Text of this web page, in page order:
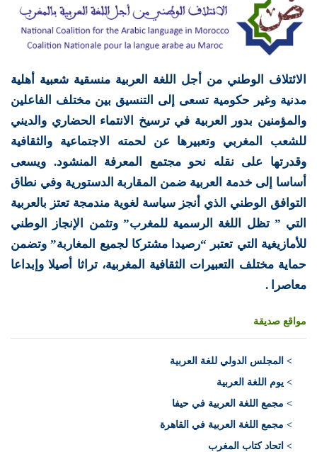
الائتلاف الوطني من أجل اللغة العربية منسقية شعبية أهلية
مدنية وغير حكومية تسعى إلى التنسيق بين مختلف الفاعلين
والمؤمنين بدور العربية في ترسيخ الانتماء الحضاري والديني
للشعب المغربي وتعبيرها عن لحمته الاجتماعية والثقافية
وقدرتها على نقله نحو مجتمع المعرفة المنشود. ويسعى
أساسا إلى خدمة العربية ضمن المقاربة الدستورية وفي نطاق
التوافق الوطني الذي أنجز سياسة لغوية مندمجة تعتز بالعربية
التي ” تظل اللغة الرسمية للمغرب” وتثمن الإنجاز الوطني
للأمازيغية التي تعتبر “رصيدا مشتركا لجميع المغاربة” وتضمن
حماية مختلف التعبيرات الثقافية المغربية، تراثا أصيلا وإبداعا
معاصرا .
مواقع صديقة
> المجلس الدولي للغة العربية
> يوم اللغة العربية
> مجمع اللغة العربية في حيفا
> مجمع اللغة العربية في القاهرة
> اتحاد كتاب المغرب